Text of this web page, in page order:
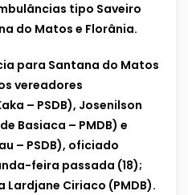
tipo Saveiro
do Matos e Florânia.
para Santana do Matos
vereadores
– PSDB), Josenilson
Basiaca – PMDB) e
– PSDB), oficiado
feira passada (18);
Ciriaco (PMDB).